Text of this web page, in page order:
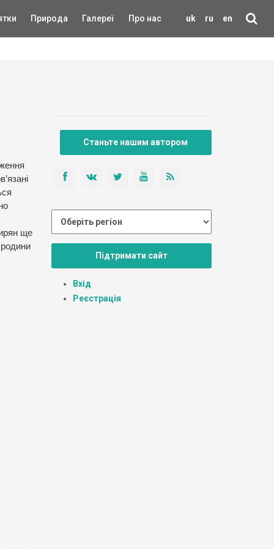
uk ru en
Природа Галереї Про нас
ще
родини
Станьте нашим автором
Підтримати сайт
Вхід
Реєстрація